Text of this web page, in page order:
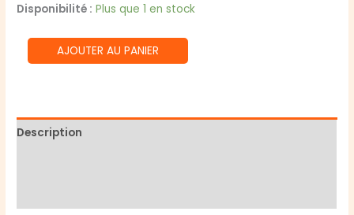
Disponibilité : Plus que 1 en stock
quantité
de
-
AJOUTER AU PANIER
Description